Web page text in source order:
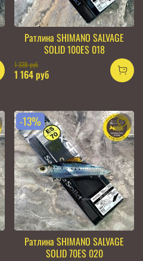
Ратлина SHIMANO SALVAGE
SOLID 100ES 018
1 338 руб
1 164 руб
-13%
Ратлина SHIMANO SALVAGE
SOLID 70ES 020